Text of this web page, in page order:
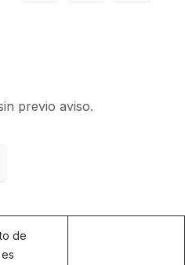
previo aviso.
de